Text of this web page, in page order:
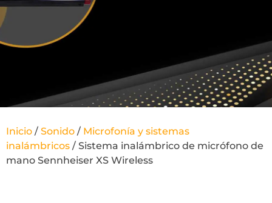
Inicio / Sonido / Microfonía y sistemas
inalámbricos / Sistema inalámbrico de micrófono de
mano Sennheiser XS Wireless